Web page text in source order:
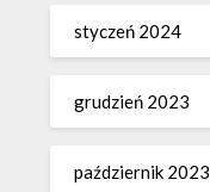
styczeń 2024
grudzień 2023
październik 2023